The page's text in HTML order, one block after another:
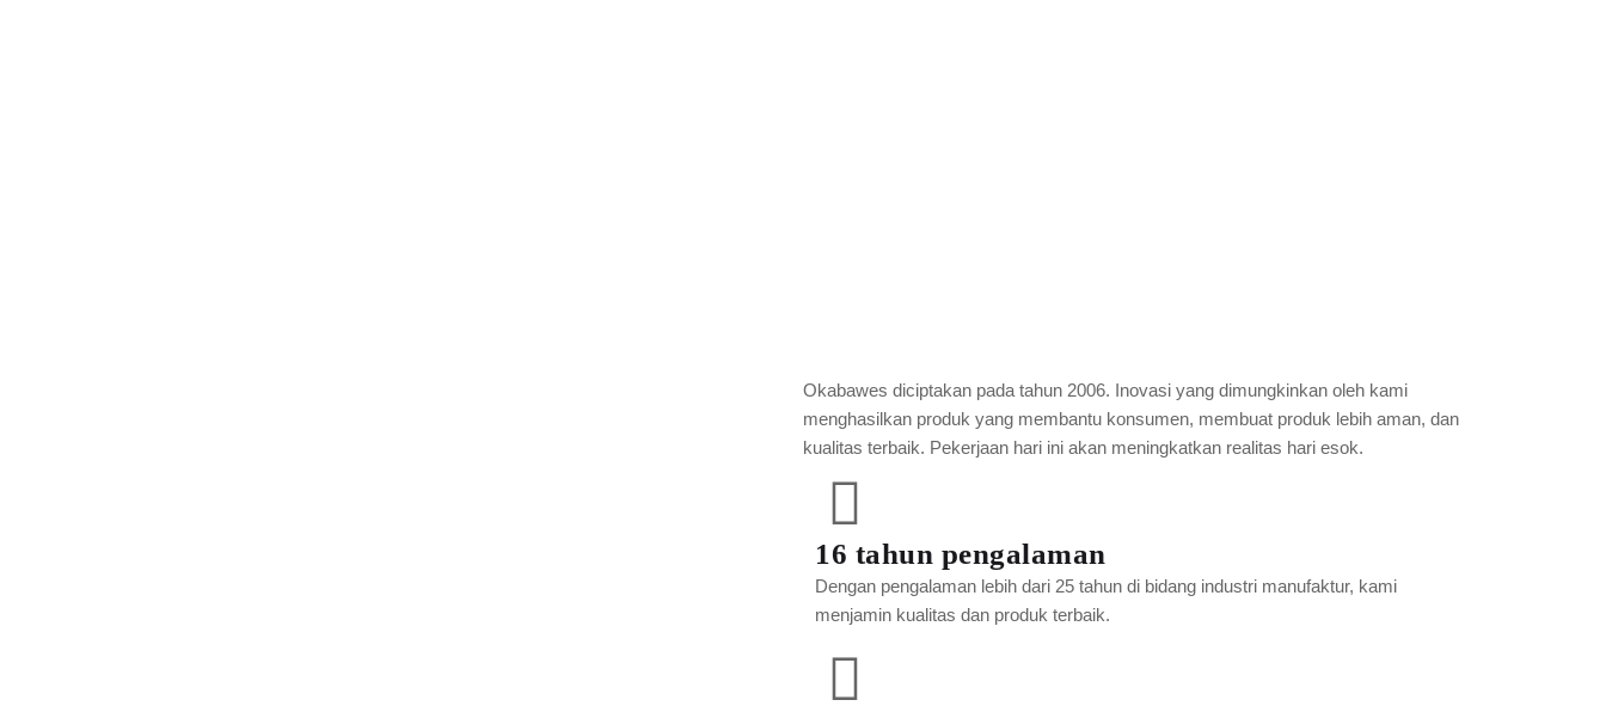
Okabawes diciptakan pada tahun 2006. Inovasi yang dimungkinkan oleh kami
menghasilkan produk yang membantu konsumen, membuat produk lebih aman, dan
kualitas terbaik. Pekerjaan hari ini akan meningkatkan realitas hari esok.
16 tahun pengalaman
Dengan pengalaman lebih dari 25 tahun di bidang industri manufaktur, kami
menjamin kualitas dan produk terbaik.